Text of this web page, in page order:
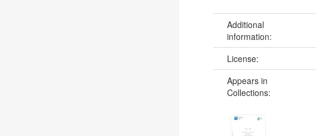
Additional
information:
License:
Appears in
Collections: